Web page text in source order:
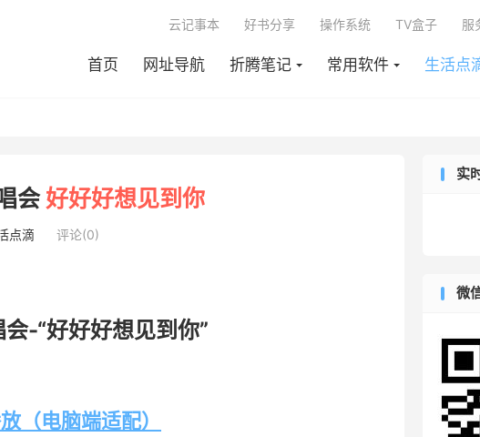
首页 网址导航 折腾笔记 常用软件 生活点
云记事本 好书分享 操作系统 TV盒子 服
会 好好好想见到你
点滴 评论(0)
-“好好好想见到你”
（电脑端适配）
实
微